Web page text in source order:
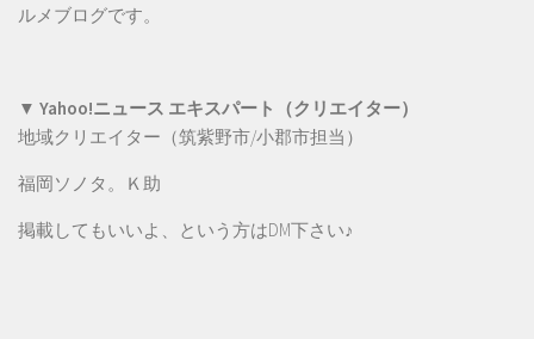
ルメブログです。
▼ Yahoo!ニュース エキスパート（クリエイター）
地域クリエイター（筑紫野市/小郡市担当）
福岡ソノタ。Ｋ助
掲載してもいいよ、という方はDM下さい♪